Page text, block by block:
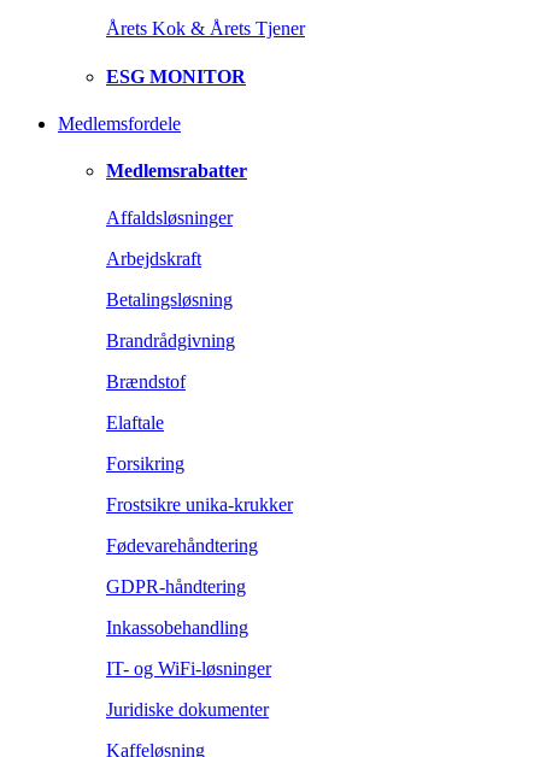
Årets Kok & Årets Tjener
ESG MONITOR
Medlemsfordele
Medlemsrabatter
Affaldsløsninger
Arbejdskraft
Betalingsløsning
Brandrådgivning
Brændstof
Elaftale
Forsikring
Frostsikre unika-krukker
Fødevarehåndtering
GDPR-håndtering
Inkassobehandling
IT- og WiFi-løsninger
Juridiske dokumenter
Kaffeløsning